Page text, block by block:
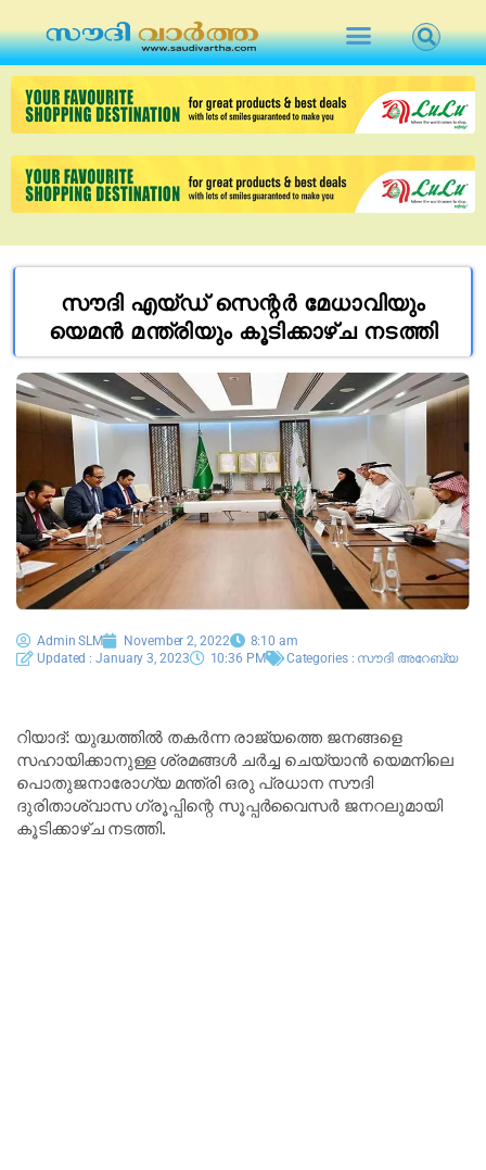
സൗദി എയ്ഡ് സെന്റർ മേധാവിയും
യെമൻ മന്ത്രിയും കൂടിക്കാഴ്ച നടത്തി
Admin SLM November 2, 2022
8:10 am
Updated : January 3, 2023
10:36 PM Categories : സൗദി അറേബ്യ
റിയാദ്: യുദ്ധത്തിൽ തകർന്ന രാജ്യത്തെ ജനങ്ങളെ
സഹായിക്കാനുള്ള ശ്രമങ്ങൾ ചർച്ച ചെയ്യാൻ യെമനിലെ
പൊതുജനാരോഗ്യ മന്ത്രി ഒരു പ്രധാന സൗദി
ദുരിതാശ്വാസ ഗ്രൂപ്പിന്റെ സൂപ്പർവൈസർ ജനറലുമായി
കൂടിക്കാഴ്ച നടത്തി.